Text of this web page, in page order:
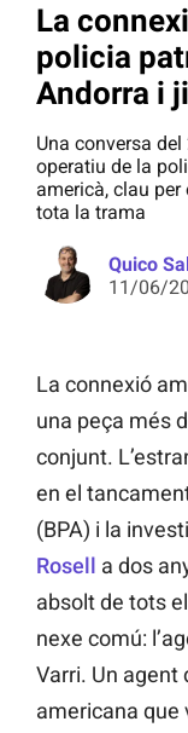
La
policia
Andorra i
Una conversa
operatiu de la
americà, clau per
tota la trama
Quico
11/06/
La connexió
una peça més
conjunt.
en el
(BPA) i la
Rosell a dos
absolt de tots
nexe comú:
Varri. Un agent
americana que